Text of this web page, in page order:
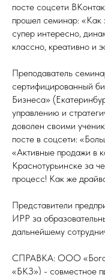
посте соцсети
прошел семинар: «Как
супер интересно,
классно, креативно и
Преподаватель
сертифицированный
Бизнеса»
управлению и
доволен своими
посте в соцсети:
«Активные продажи в
Краснотурьинске за
процесс! Как же
Представители
ИРР за
дальнейшему
СПРАВКА: ООО
«БКЗ») - совместное